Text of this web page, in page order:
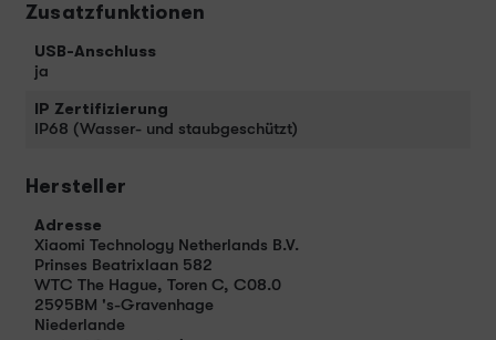
Zusatzfunktionen
USB-Anschluss
ja
IP Zertifizierung
IP68 (Wasser- und staubgeschützt)
Hersteller
Adresse
Xiaomi Technology Netherlands B.V.
Prinses Beatrixlaan 582
WTC The Hague, Toren C, C08.0
2595BM 's-Gravenhage
Niederlande